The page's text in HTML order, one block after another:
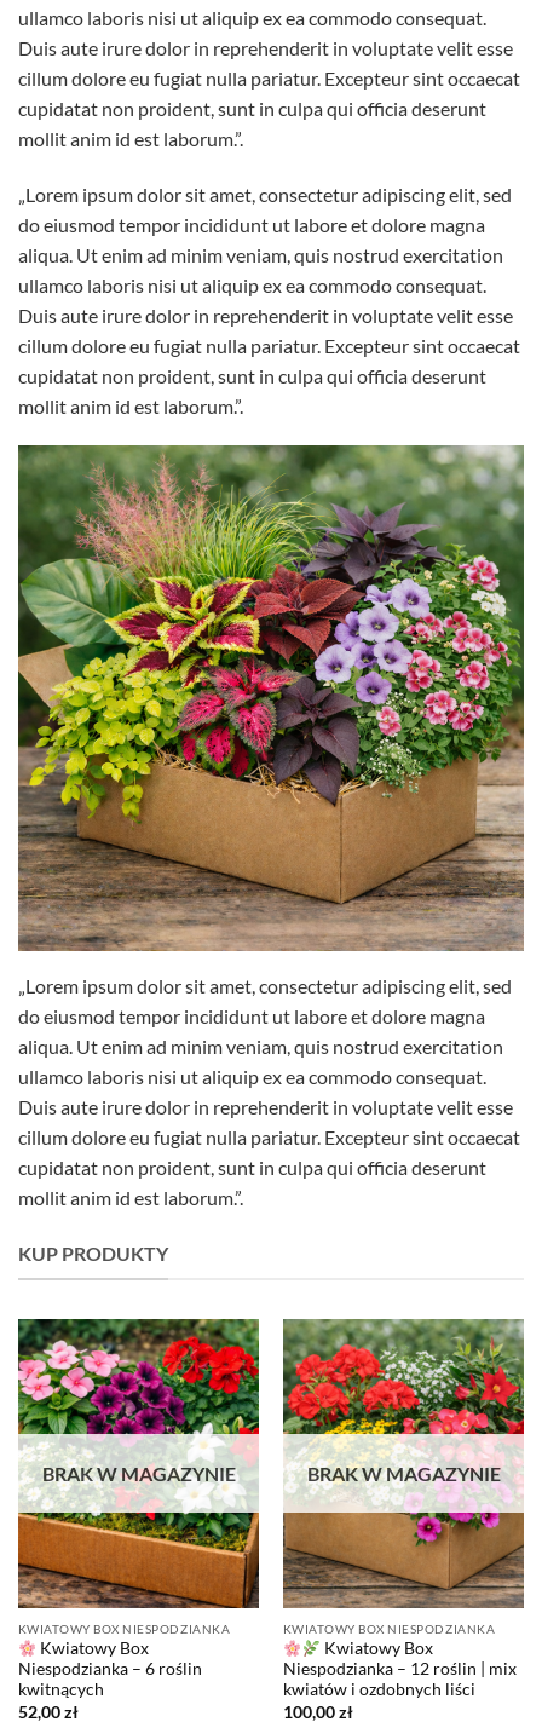
ullamco laboris nisi ut aliquip ex ea commodo consequat.
Duis aute irure dolor in reprehenderit in voluptate velit esse
cillum dolore eu fugiat nulla pariatur. Excepteur sint occaecat
cupidatat non proident, sunt in culpa qui officia deserunt
mollit anim id est laborum.”.
„Lorem ipsum dolor sit amet, consectetur adipiscing elit, sed
do eiusmod tempor incididunt ut labore et dolore magna
aliqua. Ut enim ad minim veniam, quis nostrud exercitation
ullamco laboris nisi ut aliquip ex ea commodo consequat.
Duis aute irure dolor in reprehenderit in voluptate velit esse
cillum dolore eu fugiat nulla pariatur. Excepteur sint occaecat
cupidatat non proident, sunt in culpa qui officia deserunt
mollit anim id est laborum.”.
„Lorem ipsum dolor sit amet, consectetur adipiscing elit, sed
do eiusmod tempor incididunt ut labore et dolore magna
aliqua. Ut enim ad minim veniam, quis nostrud exercitation
ullamco laboris nisi ut aliquip ex ea commodo consequat.
Duis aute irure dolor in reprehenderit in voluptate velit esse
cillum dolore eu fugiat nulla pariatur. Excepteur sint occaecat
cupidatat non proident, sunt in culpa qui officia deserunt
mollit anim id est laborum.”.
KUP PRODUKTY
BRAK W MAGAZYNIE
KWIATOWY BOX NIESPODZIANKA
Kwiatowy Box
Niespodzianka – 6 roślin
kwitnących
52,00zł
BRAK W MAGAZYNIE
KWIATOWY BOX NIESPODZIANKA
Kwiatowy Box
Niespodzianka – 12 roślin | mix
kwiatów i ozdobnych liści
100,00zł